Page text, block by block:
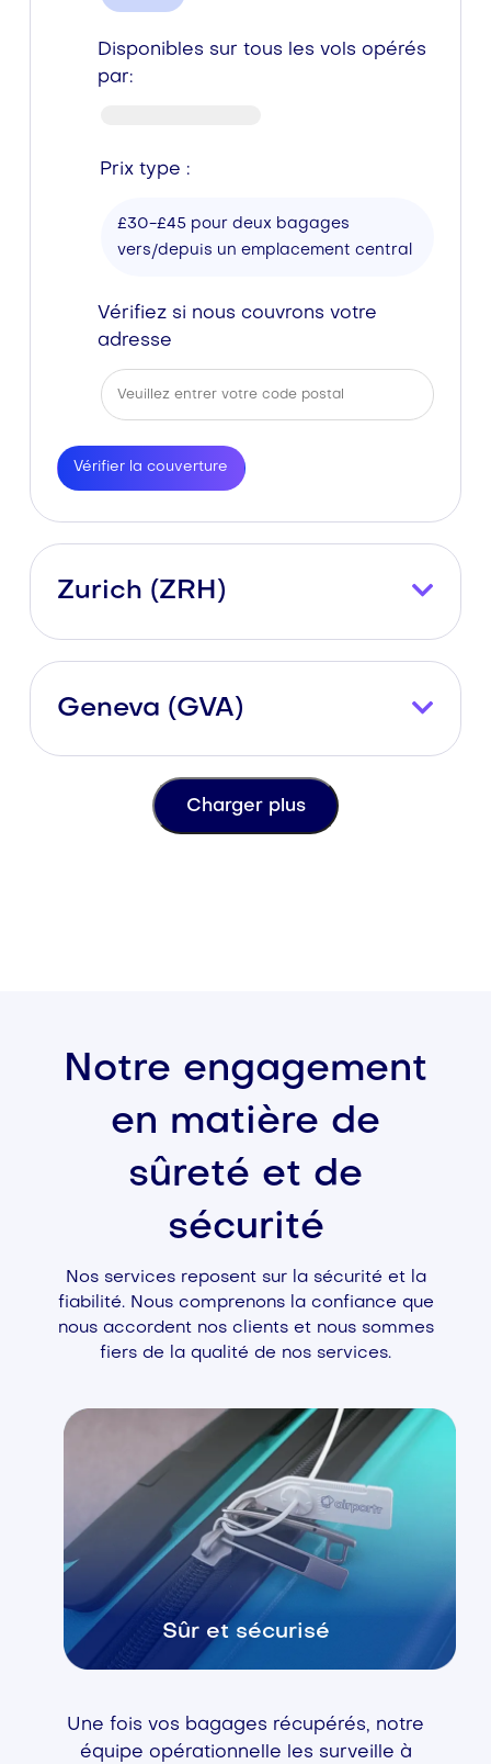
Disponibles sur tous les vols opérés
par:
Prix type :
£30-£45 pour deux bagages
vers/depuis un emplacement central
Vérifiez si nous couvrons votre
adresse
Vérifier la couverture
Zurich (ZRH)
Geneva (GVA)
Charger plus
Notre engagement
en matière de
sûreté et de
sécurité
Nos services reposent sur la sécurité et la
fiabilité. Nous comprenons la confiance que
nous accordent nos clients et nous sommes
fiers de la qualité de nos services.
Sûr et sécurisé
Une fois vos bagages récupérés, notre
équipe opérationnelle les surveille à